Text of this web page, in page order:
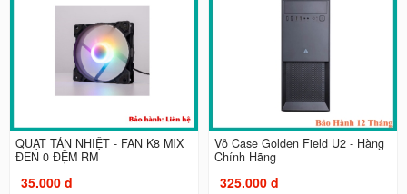
QUẠT TẢN NHIỆT - FAN K8 MIX
ĐEN 0 ĐỆM RM
35.000 đ
Vỏ Case Golden Field U2 - Hàng
Chính Hãng
325.000 đ